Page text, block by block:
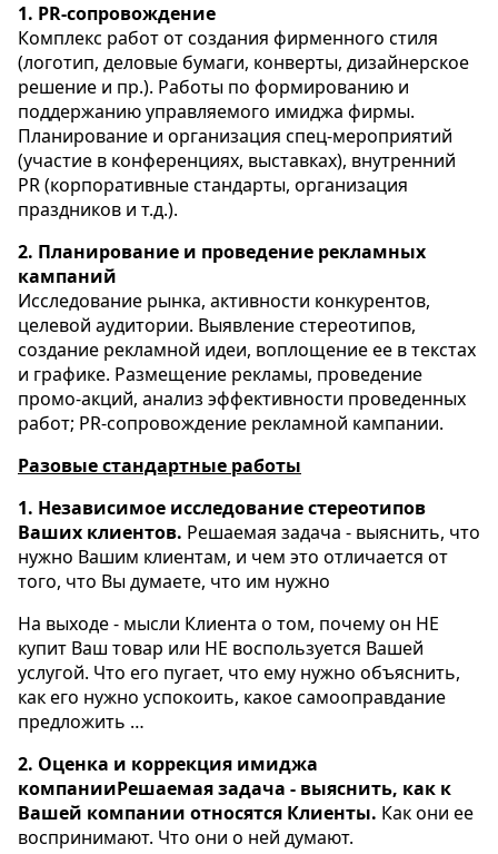
1. PR-сопровождение
Комплекс работ от создания фирменного стиля
(логотип, деловые бумаги, конверты, дизайнерское
решение и пр.). Работы по формированию и
поддержанию управляемого имиджа фирмы.
Планирование и организация спец-мероприятий
(участие в конференциях, выставках), внутренний
PR (корпоративные стандарты, организация
праздников и т.д.).
2. Планирование и проведение рекламных
кампаний
Исследование рынка, активности конкурентов,
целевой аудитории. Выявление стереотипов,
создание рекламной идеи, воплощение ее в текстах
и графике. Размещение рекламы, проведение
промо-акций, анализ эффективности проведенных
работ; PR-сопровождение рекламной кампании.
Разовые стандартные работы
1. Независимое исследование стереотипов
Ваших клиентов. Решаемая задача - выяснить, что
нужно Вашим клиентам, и чем это отличается от
того, что Вы думаете, что им нужно
На выходе - мысли Клиента о том, почему он НЕ
купит Ваш товар или НЕ воспользуется Вашей
услугой. Что его пугает, что ему нужно объяснить,
как его нужно успокоить, какое самооправдание
предложить …
2. Оценка и коррекция имиджа
компанииРешаемая задача - выяснить, как к
Вашей компании относятся Клиенты. Как они ее
воспринимают. Что они о ней думают.